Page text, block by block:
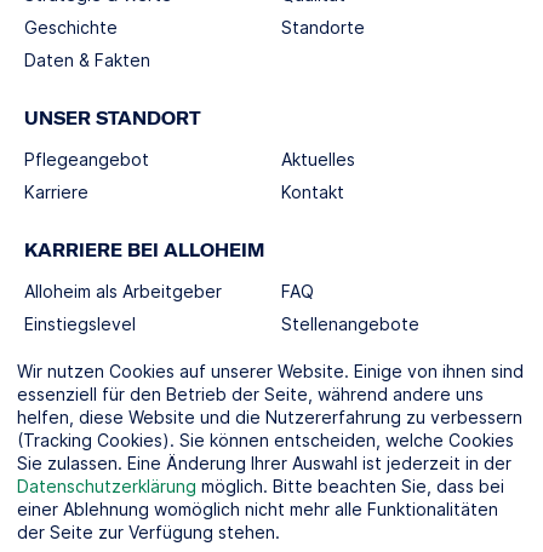
Geschichte
Daten & Fakten
Standorte
UNSER STANDORT
Pflegeangebot
Karriere
Aktuelles
Kontakt
KARRIERE BEI ALLOHEIM
Alloheim als Arbeitgeber
Einstiegslevel
FAQ
Stellenangebote
SOCIAL MEDIA
Wir nutzen Cookies auf unserer Website. Einige von ihnen sind
essenziell für den Betrieb der Seite, während andere uns
helfen, diese Website und die Nutzererfahrung zu verbessern
(Tracking Cookies). Sie können entscheiden, welche Cookies
Sie zulassen. Eine Änderung Ihrer Auswahl ist jederzeit in der
Datenschutzerklärung möglich. Bitte beachten Sie, dass bei
einer Ablehnung womöglich nicht mehr alle Funktionalitäten
der Seite zur Verfügung stehen.